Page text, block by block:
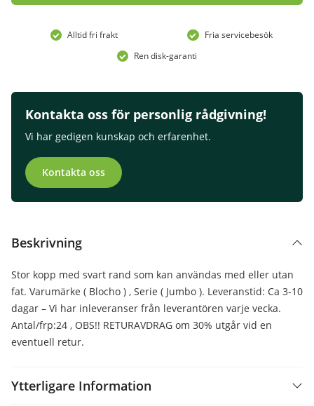
Alltid fri frakt
Fria servicebesök
Ren disk-garanti
Kontakta oss för personlig rådgivning!
Vi har gedigen kunskap och erfarenhet.
Kontakta oss
Beskrivning
Stor kopp med svart rand som kan användas med eller utan
fat. Varumärke ( Blocho ) , Serie ( Jumbo ). Leveranstid: Ca 3-10
dagar – Vi har inleveranser från leverantören varje vecka.
Antal/frp:24 , OBS!! RETURAVDRAG om 30% utgår vid en
eventuell retur.
Ytterligare Information